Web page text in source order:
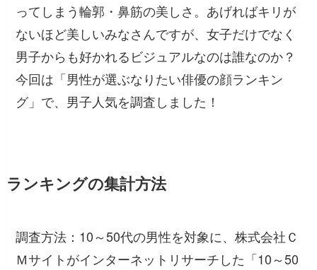
ってしまう輪郭・鼻筋の美しさ。あげればキリが
ないほど美しいみなさんですが、女子だけでなく
男子からも好かれるビジュアルなのは誰なのか？
今回は「男性が選ぶなりたい俳優の顔ランキン
グ」で、男子人気を調査しました！
ランキングの集計方法
調査方法：10～50代の男性を対象に、株式会社Ｃ
Ｍサイトがインターネットリサーチした「10～50